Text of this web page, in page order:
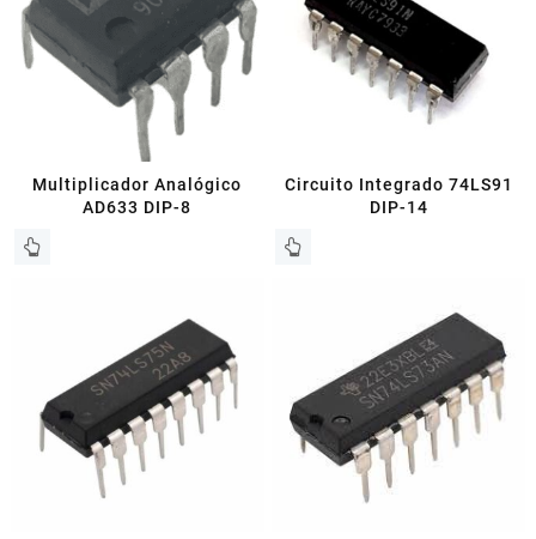
Multiplicador Analógico
AD633 DIP-8
Circuito Integrado 74LS91
DIP-14